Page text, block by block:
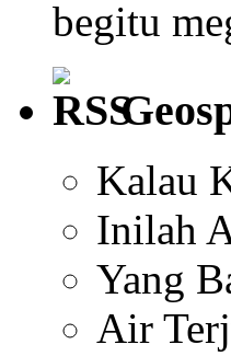
begitu
Kalau
Inilah
Yang
Air